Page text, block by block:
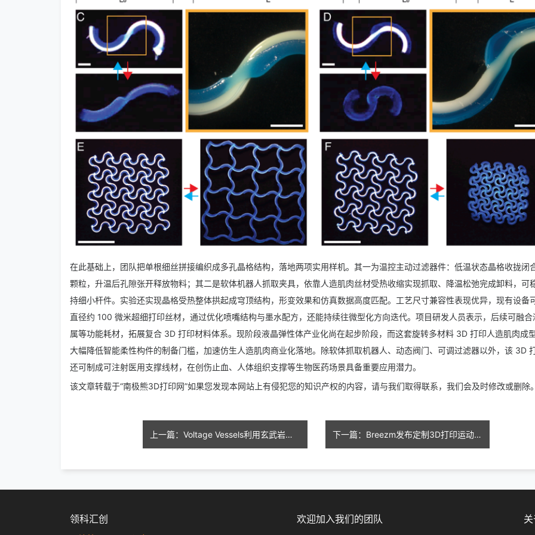
在此基础上，团队把单根细丝拼接编织成多孔晶格结构，落地两项实用样机。其一为温控主动过滤器件：低温状态晶格收拢闭
颗粒，升温后孔隙张开释放物料；其二是软体机器人抓取夹具，依靠人造肌肉丝材受热收缩实现抓取、降温松弛完成卸料，可
持细小杆件。实验还实现晶格受热整体拱起成穹顶结构，形变效果和仿真数据高度匹配。工艺尺寸兼容性表现优异，现有设备
直径约 100 微米超细打印丝材，通过优化喷嘴结构与墨水配方，还能持续往微型化方向迭代。项目研发人员表示，后续可融合
属等功能耗材，拓展复合 3D 打印材料体系。现阶段液晶弹性体产业化尚在起步阶段，而这套旋转多材料 3D 打印人造肌肉成
大幅降低智能柔性构件的制备门槛，加速仿生人造肌肉商业化落地。除软体抓取机器人、动态阀门、可调过滤器以外，该 3D
还可制成可注射医用支撑线材，在创伤止血、人体组织支撑等生物医药场景具备重要应用潜力。
该文章转载于“南极熊3D打印网”如果您发现本网站上有侵犯您的知识产权的内容，请与我们取得联系，我们会及时修改或删除
上一篇：Voltage Vessels利用玄武岩纤维复合材料3D打印6米长的军用船体 下一篇：Breezm发布定制3D打印运动太阳镜：1200面部数据点精准匹配不同面部特征
领科汇创 欢迎加入我们的团队